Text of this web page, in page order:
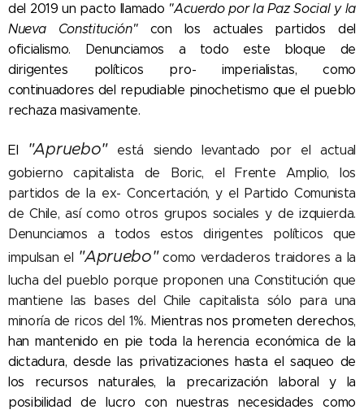
del 2019 un pacto llamado "Acuerdo por la Paz Social y la
Nueva Constitución"con los actuales partidos del
oficialismo. Denunciamos a todo este bloque de
dirigentes políticos pro- imperialistas, como
continuadores del repudiable pinochetismo que el pueblo
rechaza masivamente.
El "Apruebo"
está siendo levantado por el actual
gobierno capitalista de Boric, el Frente Amplio, los
partidos de la ex- Concertación, y el Partido Comunista
de Chile, así como otros grupos sociales y de izquierda.
Denunciamos a todos estos dirigentes políticos que
impulsan el "Apruebo"como verdaderos traidores a la
lucha del pueblo porque proponen una Constitución que
mantiene las bases del Chile capitalista sólo para una
minoría de ricos del 1%. Mientras nos prometen derechos,
han mantenido en pie toda la herencia económica de la
dictadura, desde las privatizaciones hasta el saqueo de
los recursos naturales, la precarización laboral y la
posibilidad de lucro con nuestras necesidades como